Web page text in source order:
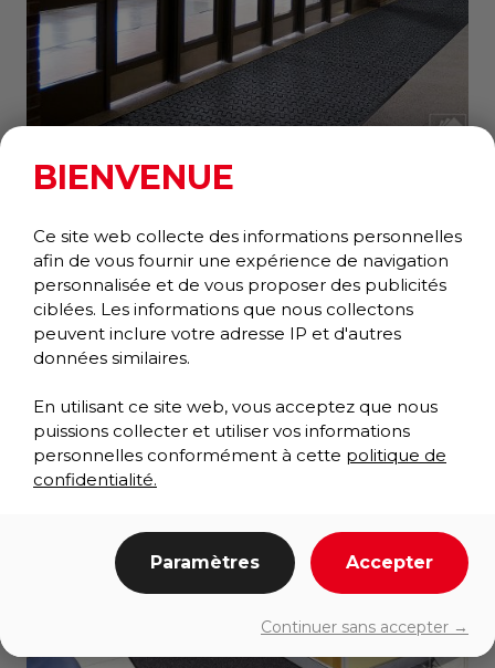
Essuie-pieds/Gratte-pieds
Collection Performance
BIENVENUE
Ce site web collecte des informations personnelles
afin de vous fournir une expérience de navigation
personnalisée et de vous proposer des publicités
ciblées. Les informations que nous collectons
peuvent inclure votre adresse IP et d'autres
données similaires.
En utilisant ce site web, vous acceptez que nous
puissions collecter et utiliser vos informations
personnelles conformément à cette politique de
confidentialité.
Paramètres Accepter
Continuer sans accepter →